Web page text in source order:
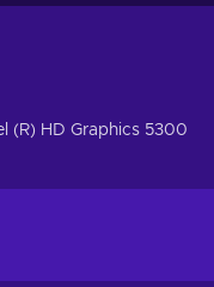
(R) HD Graphics 5300